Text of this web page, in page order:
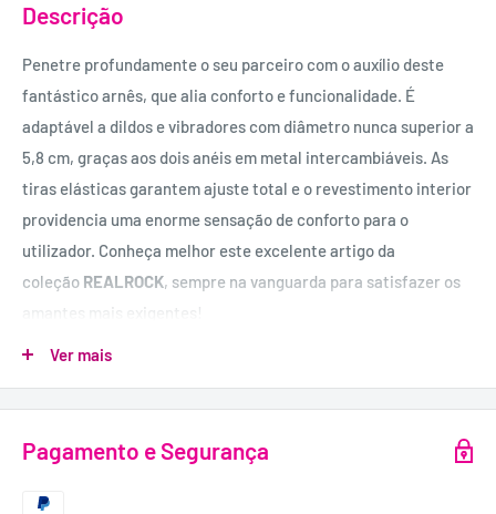
Descrição
Penetre profundamente o seu parceiro com o auxílio deste
fantástico arnês, que alia conforto e funcionalidade. É
adaptável a dildos e vibradores com diâmetro nunca superior a
5,8 cm, graças aos dois anéis em metal intercambiáveis. As
tiras elásticas garantem ajuste total e o revestimento interior
providencia uma enorme sensação de conforto para o
utilizador. Conheça melhor este excelente artigo da
coleção REALROCK, sempre na vanguarda para satisfazer os
amantes mais exigentes!
TAMANHO:
Tamanho único: adapta-se a quase todos os tamanhos (S - XL).
Couro.
Ver mais
Pagamento e Segurança